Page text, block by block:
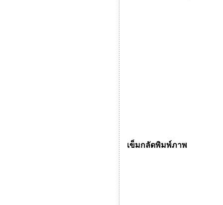
เข็มกลัดพิมพ์ภาพ